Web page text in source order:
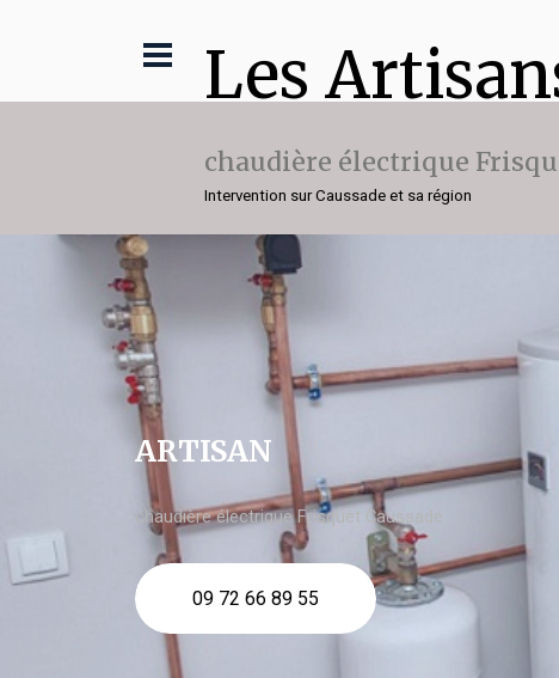
Les
chaudière électrique
Intervention sur Caussade et sa région
ARTISAN
chaudière électrique Frisquet Caussade
09 72 66 89 55